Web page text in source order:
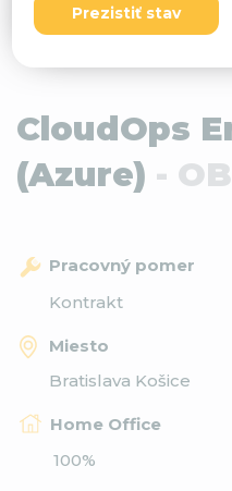
CloudOps
(Azure) -
Pracovný pomer
Kontrakt
Miesto
Bratislava Košice
Home Office
100%
Prezistiť stav